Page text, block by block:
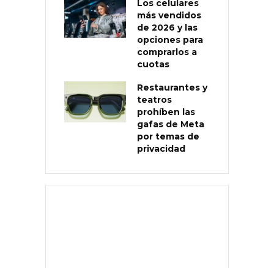
Los celulares
más vendidos
de 2026 y las
opciones para
comprarlos a
cuotas
Restaurantes y
teatros
prohíben las
gafas de Meta
por temas de
privacidad